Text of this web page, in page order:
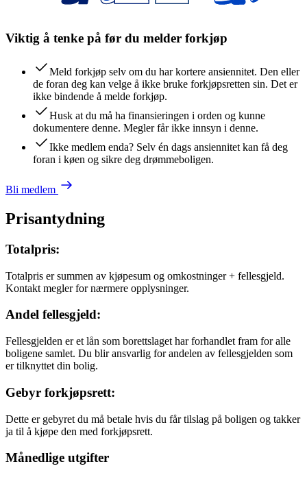
Viktig å tenke på før du melder forkjøp
Meld forkjøp selv om du har kortere ansiennitet. Den eller
de foran deg kan velge å ikke bruke forkjøpsretten sin. Det er
ikke bindende å melde forkjøp.
Husk at du må ha finansieringen i orden og kunne
dokumentere denne. Megler får ikke innsyn i denne.
Ikke medlem enda? Selv én dags ansiennitet kan få deg
foran i køen og sikre deg drømmeboligen.
Bli medlem
Prisantydning
Totalpris:
Totalpris er summen av kjøpesum og omkostninger + fellesgjeld.
Kontakt megler for nærmere opplysninger.
Andel fellesgjeld:
Fellesgjelden er et lån som borettslaget har forhandlet fram for alle
boligene samlet. Du blir ansvarlig for andelen av fellesgjelden som
er tilknyttet din bolig.
Gebyr forkjøpsrett:
Dette er gebyret du må betale hvis du får tilslag på boligen og takker
ja til å kjøpe den med forkjøpsrett.
Månedlige utgifter